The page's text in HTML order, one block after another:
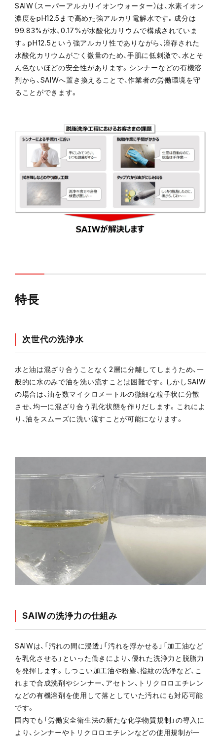
メルマガ登録
お問い合わせ
カタログ請求
SAIW（スーパーアルカリイオンウォーター）は、水素イオン
濃度をpH12.5まで高めた強アルカリ電解水です。成分は
99.83%が水、0.17%が水酸化カリウムで構成されていま
す。pH12.5という強アルカリ性でありながら、溶存された
水酸化カリウムがごく微量のため、手肌に低刺激で、水とそ
ん色ないほどの安全性があります。シンナーなどの有機溶
剤から、SAIWへ置き換えることで、作業者の労働環境を守
ることができます。
特長
次世代の洗浄水
水と油は混ざり合うことなく2層に分離してしまうため、一
般的に水のみで油を洗い流すことは困難です。しかしSAIW
の場合は、油を数マイクロメートルの微細な粒子状に分散
させ、均一に混ざり合う乳化状態を作りだします。これによ
り、油をスムーズに洗い流すことが可能になります。
SAIWの洗浄力の仕組み
SAIWは、「汚れの間に浸透」「汚れを浮かせる」「加工油など
を乳化させる」といった働きにより、優れた洗浄力と脱脂力
を発揮します。しつこい加工油や粉塵、指紋の洗浄など、こ
れまで合成洗剤やシンナー、アセトン、トリクロロエチレン
などの有機溶剤を使用して落としていた汚れにも対応可能
です。
国内でも「労働安全衛生法の新たな化学物質規制」の導入に
より、シンナーやトリクロロエチレンなどの使用規制が一